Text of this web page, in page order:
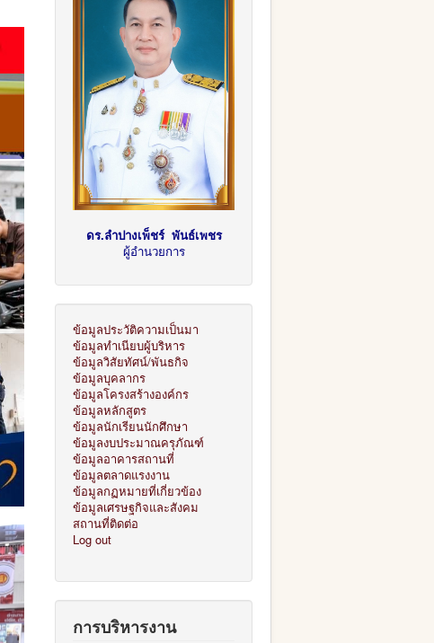
ดร.ลำปางเพ็ชร์ พันธ์เพชร
ผู้อำนวยการ
ข้อมูลประวัติความเป็นมา
ข้อมูลทำเนียบผู้บริหาร
ข้อมูลวิสัยทัศน์/พันธกิจ
ข้อมูลบุคลากร
ข้อมูลโครงสร้างองค์กร
ข้อมูลหลักสูตร
ข้อมูลนักเรียนนักศึกษา
ข้อมูลงบประมาณครุภัณฑ์
ข้อมูลอาคารสถานที่
ข้อมูลตลาดแรงงาน
ข้อมูลกฏหมายที่เกี่ยวข้อง
ข้อมูลเศรษฐกิจและสังคม
สถานที่ติดต่อ
Log out
การบริหารงาน